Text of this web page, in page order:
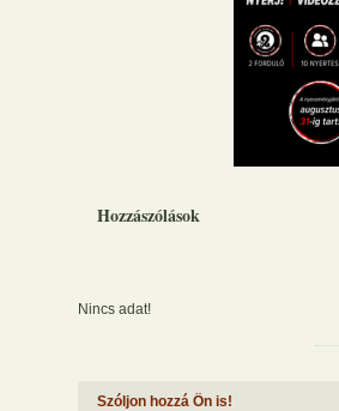
Hozzászólások
Nincs adat!
Szóljon hozzá Ön is!